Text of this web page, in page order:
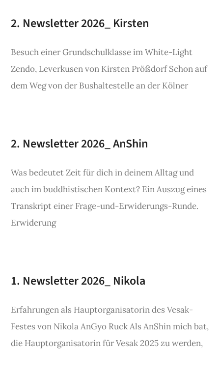
2. Newsletter 2026_ Kirsten
Besuch einer Grundschulklasse im White-Light
Zendo, Leverkusen von Kirsten Prößdorf Schon auf
dem Weg von der Bushaltestelle an der Kölner
2. Newsletter 2026_ AnShin
Was bedeutet Zeit für dich in deinem Alltag und
auch im buddhistischen Kontext? Ein Auszug eines
Transkript einer Frage-und-Erwiderungs-Runde.
Erwiderung
1. Newsletter 2026_ Nikola
Erfahrungen als Hauptorganisatorin des Vesak-
Festes von Nikola AnGyo Ruck Als AnShin mich bat,
die Hauptorganisatorin für Vesak 2025 zu werden,